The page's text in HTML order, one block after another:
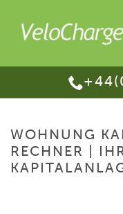
WOHNUNG
RECHNER |